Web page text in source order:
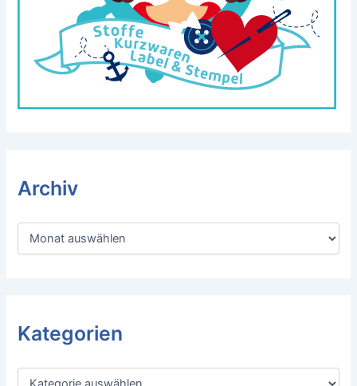
Archiv
A
Kategorien
K